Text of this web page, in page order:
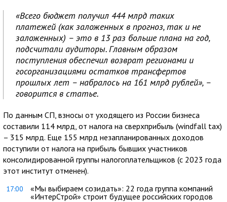
«Всего бюджет получил 444 млрд таких
платежей (как заложенных в прогноз, так и не
заложенных) – это в 13 раз больше плана на год,
подсчитали аудиторы. Главным образом
поступления обеспечил возврат регионами и
госорганизациями остатков трансфертов
прошлых лет – набралось на 161 млрд рублей», –
говорится в статье.
По данным СП, взносы от уходящего из России бизнеса
составили 114 млрд, от налога на сверхприбыль (windfall tax)
– 315 млрд. Еще 155 млрд незапланированных доходов
поступили от налога на прибыль бывших участников
консолидированной группы налогоплательщиков (с 2023 года
этот институт отменен).
17:00
«Мы выбираем созидать»: 22 года группа компаний
«ИнтерСтрой» строит будущее российских городов